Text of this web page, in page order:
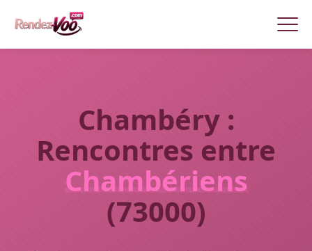
Chambéry :
Rencontres entre
Chambériens
(73000)